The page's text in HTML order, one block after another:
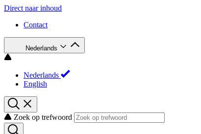
Direct naar inhoud
Contact
Nederlands
Nederlands
English
Zoek op trefwoord